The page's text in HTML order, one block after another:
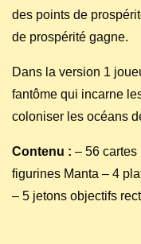
des points de
de prospérité gagne.
Dans la version 1
fantôme qui incarne
coloniser les océans
Contenu : – 56 cartes
figurines Manta – 4
– 5 jetons objectifs